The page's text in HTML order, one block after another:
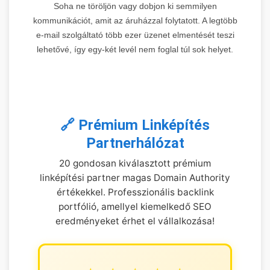
Soha ne töröljön vagy dobjon ki semmilyen
kommunikációt, amit az áruházzal folytatott. A legtöbb
e-mail szolgáltató több ezer üzenet elmentését teszi
lehetővé, így egy-két levél nem foglal túl sok helyet.
🔗 Prémium Linképítés
Partnerhálózat
20 gondosan kiválasztott prémium
linképítési partner magas Domain Authority
értékekkel. Professzionális backlink
portfólió, amellyel kiemelkedő SEO
eredményeket érhet el vállalkozása!